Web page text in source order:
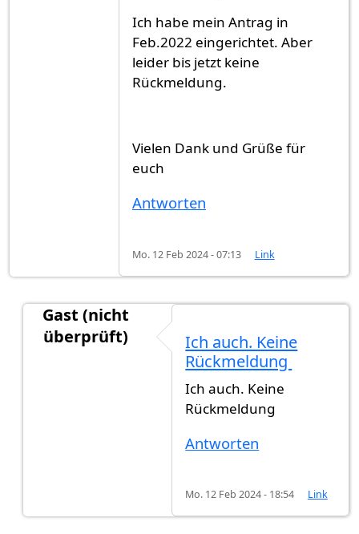
Ich habe mein Antrag in
Feb.2022 eingerichtet. Aber
leider bis jetzt keine
Rückmeldung.
Vielen Dank und Grüße für
euch
Antworten
Mo. 12 Feb 2024 - 07:13 Link
Gast (nicht
überprüft)
Hallo Zusammen,Hat jemand…
Ich auch. Keine
Rückmeldung
Ich auch. Keine
Rückmeldung
Antworten
Mo. 12 Feb 2024 - 18:54 Link